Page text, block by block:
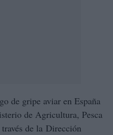
de gripe aviar en España
de Agricultura, Pesca
de la Dirección